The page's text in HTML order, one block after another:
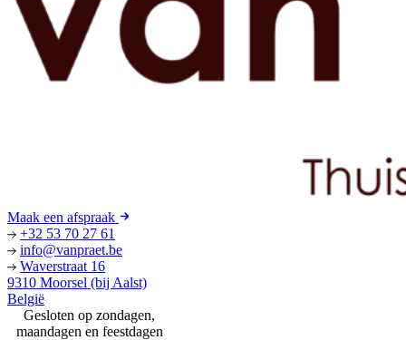
Maak een afspraak
+32 53 70 27 61
info@vanpraet.be
Waverstraat 16
9310 Moorsel (bij Aalst)
België
Gesloten op zondagen,
maandagen en feestdagen